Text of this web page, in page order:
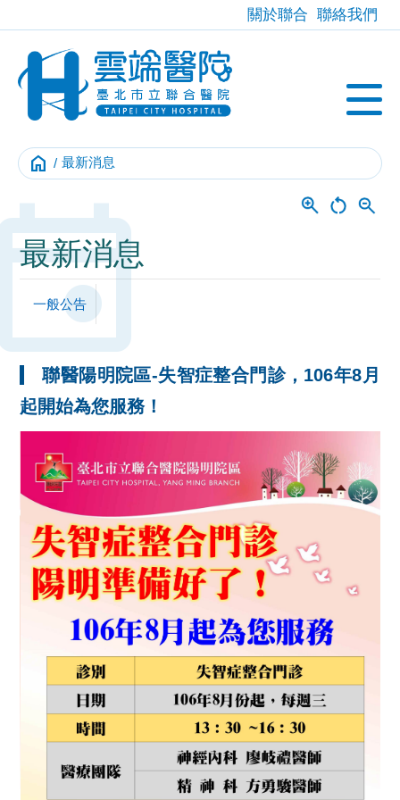
關於聯合 聯絡我們
home 最新消息
最新消息
一般公告
聯醫陽明院區-失智症整合門診，106年8月
起開始為您服務！